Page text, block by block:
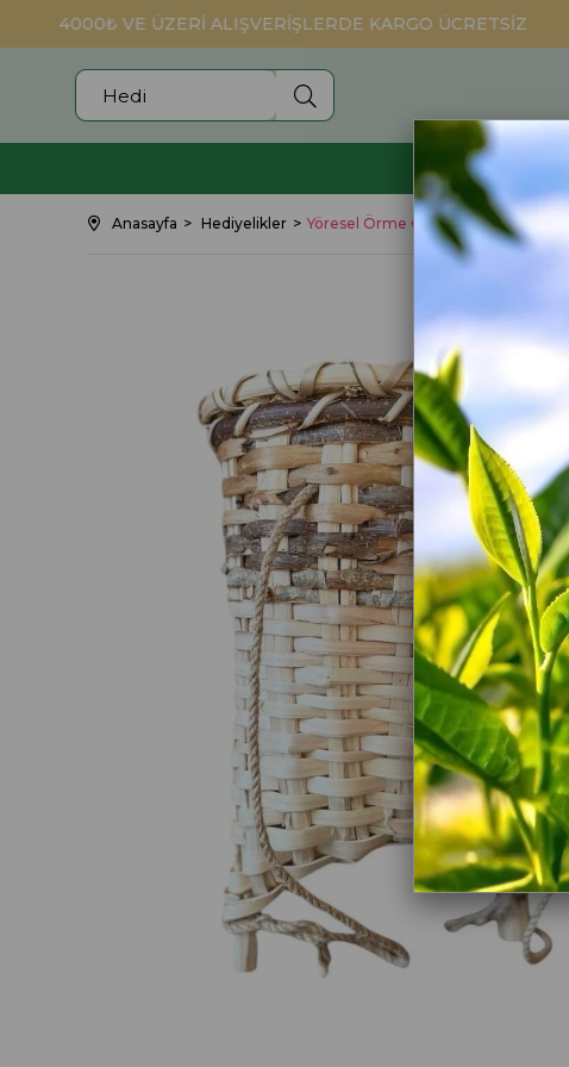
4000₺ VE ÜZERİ ALIŞVERİŞLERDE KARGO ÜCRETSİZ
SİYAH ÇAY
Anasayfa Hediyelikler Yöresel Örme Çay Sepeti,Fındık